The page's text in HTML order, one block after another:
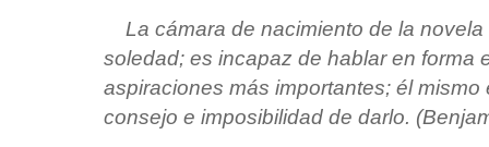
La cámara de nacimiento de la
soledad; es incapaz de hablar en forma
aspiraciones más importantes; él
consejo e imposibilidad de darlo.